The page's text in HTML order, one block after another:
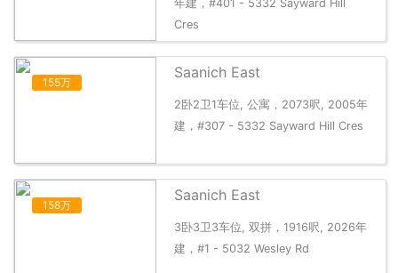
年建，#401 - 5332 Sayward Hill
Cres
155万
Saanich East
2卧2卫1车位, 公寓，2073呎, 2005年
建，#307 - 5332 Sayward Hill Cres
158万
Saanich East
3卧3卫3车位, 双拼，1916呎, 2026年
建，#1 - 5032 Wesley Rd